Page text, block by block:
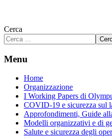
Cerca
Menu
Home
Organizzazione
I Working Papers di
COVID-19 e sicurezza sul
Approfondimenti, Guide
Modelli organizzativi e di
Salute e sicurezza degli